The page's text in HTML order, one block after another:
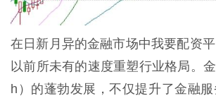
在日新月异的金融市场中我要配资
以前所未有的速度重塑行业格局。
h）的蓬勃发展，不仅提升了金融